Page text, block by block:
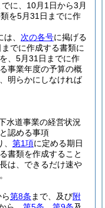
に、10月1日から3月
を5月31日までに作
、 次の各号に掲げる
でに作成する書類に
、5月31日までに作
事業年度の予算の概
明らかにしなければ
水道事業の経営状況
認める事項
第1項に定める期日
書類を作成すること
は、できるだけ速や
第8条 まで、及び附